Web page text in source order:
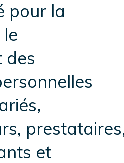
pour la
des
et